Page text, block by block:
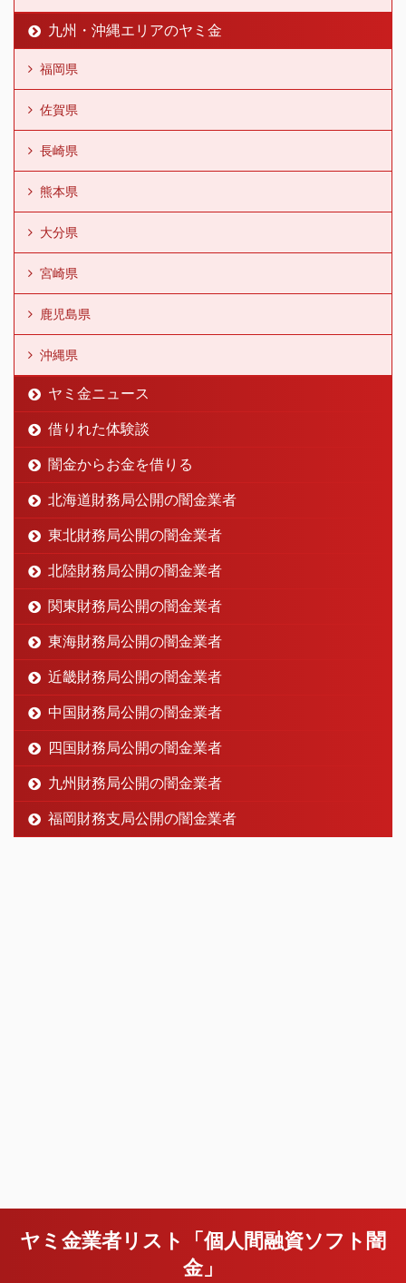
九州・沖縄エリアのヤミ金
福岡県
佐賀県
長崎県
熊本県
大分県
宮崎県
鹿児島県
沖縄県
ヤミ金ニュース
借りれた体験談
闇金からお金を借りる
北海道財務局公開の闇金業者
東北財務局公開の闇金業者
北陸財務局公開の闇金業者
関東財務局公開の闇金業者
東海財務局公開の闇金業者
近畿財務局公開の闇金業者
中国財務局公開の闇金業者
四国財務局公開の闇金業者
九州財務局公開の闇金業者
福岡財務支局公開の闇金業者
ヤミ金業者リスト「個人間融資ソフト闇
金」